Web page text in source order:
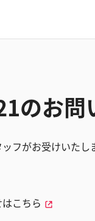
のお問
フがお受けいたし
こちら